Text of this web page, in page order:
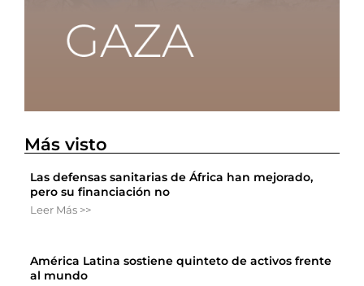
Más visto
Las defensas sanitarias de África han mejorado,
pero su financiación no
Leer Más >>
América Latina sostiene quinteto de activos frente
al mundo